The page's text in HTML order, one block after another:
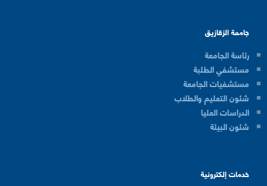
جامعة الزقازيق
رئاسة الجامعة
مستشفي الطلبة
مستشفيات الجامعة
شئون التعليم والطلاب
الدراسات العليا
شئون البيئة
خدمات إلكترونية